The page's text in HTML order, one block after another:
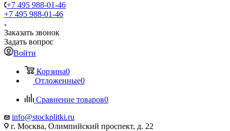
+7 495 988-01-46
+7 495 988-01-46
Заказать звонок
Задать вопрос
Войти
Корзина0
Отложенные0
Сравнение товаров0
info@stockplitki.ru
г. Москва, Олимпийский проспект, д. 22